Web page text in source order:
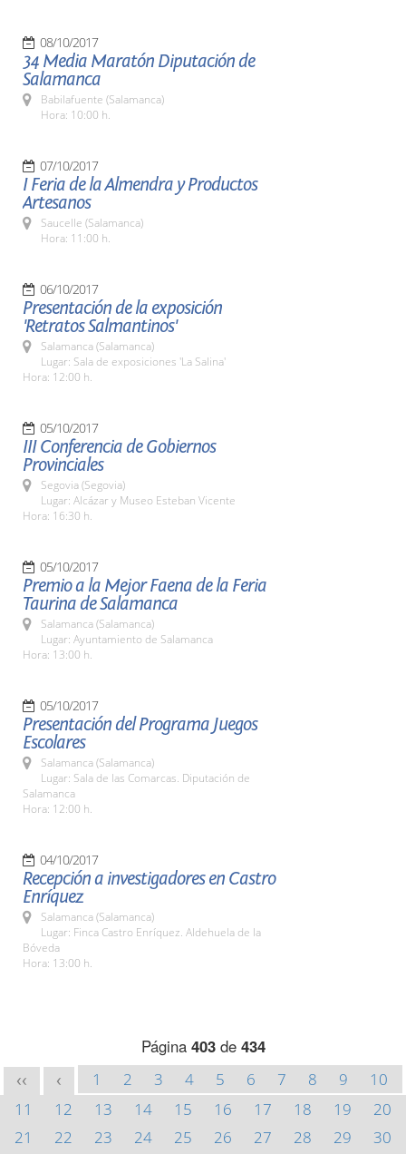
08/10/2017
34 Media Maratón Diputación de
Salamanca
Babilafuente (Salamanca)
Hora: 10:00 h.
07/10/2017
I Feria de la Almendra y Productos
Artesanos
Saucelle (Salamanca)
Hora: 11:00 h.
06/10/2017
Presentación de la exposición
'Retratos Salmantinos'
Salamanca (Salamanca)
Lugar: Sala de exposiciones 'La Salina'
Hora: 12:00 h.
05/10/2017
III Conferencia de Gobiernos
Provinciales
Segovia (Segovia)
Lugar: Alcázar y Museo Esteban Vicente
Hora: 16:30 h.
05/10/2017
Premio a la Mejor Faena de la Feria
Taurina de Salamanca
Salamanca (Salamanca)
Lugar: Ayuntamiento de Salamanca
Hora: 13:00 h.
05/10/2017
Presentación del Programa Juegos
Escolares
Salamanca (Salamanca)
Lugar: Sala de las Comarcas. Diputación de
Salamanca
Hora: 12:00 h.
04/10/2017
Recepción a investigadores en Castro
Enríquez
Salamanca (Salamanca)
Lugar: Finca Castro Enríquez. Aldehuela de la
Bóveda
Hora: 13:00 h.
Página 403de 434
<< < 1 2 3 4 5 6 7 8 9
10
11
12 13 14 15 16 17 18 19
20
21
22 23 24 25 26 27 28 29
30